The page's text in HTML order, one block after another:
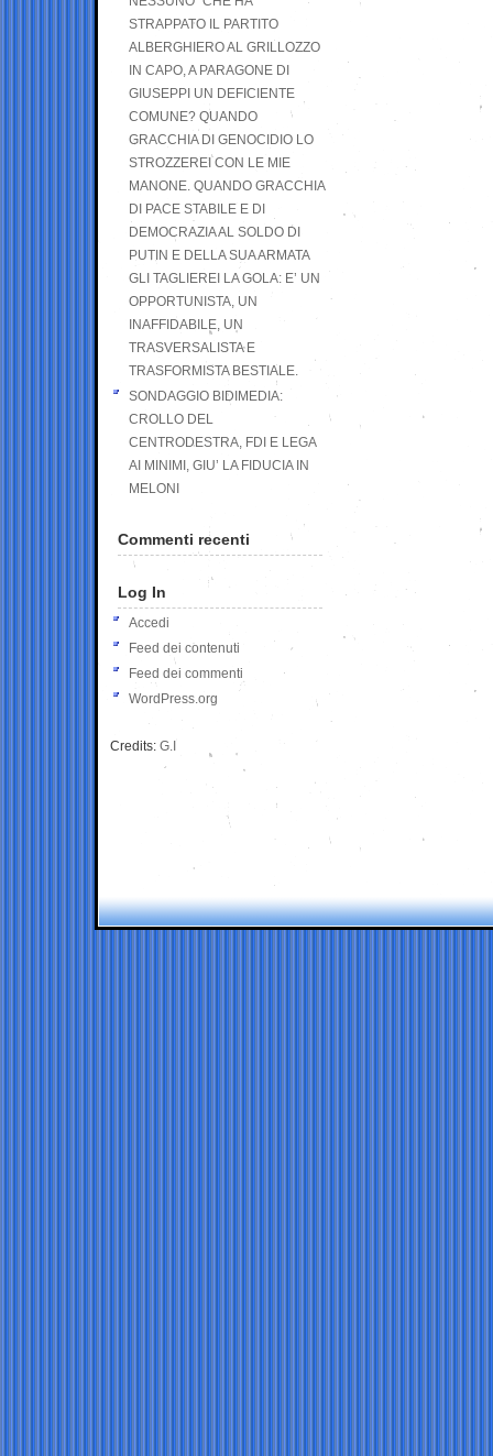
STRAPPATO IL PARTITO
ALBERGHIERO AL GRILLOZZO
IN CAPO, A PARAGONE DI
GIUSEPPI UN DEFICIENTE
COMUNE? QUANDO
GRACCHIA DI GENOCIDIO LO
STROZZEREI CON LE MIE
MANONE. QUANDO GRACCHIA
DI PACE STABILE E DI
DEMOCRAZIA AL SOLDO DI
PUTIN E DELLA SUA ARMATA
GLI TAGLIEREI LA GOLA: E’ UN
OPPORTUNISTA, UN
INAFFIDABILE, UN
TRASVERSALISTA E
TRASFORMISTA BESTIALE.
SONDAGGIO BIDIMEDIA:
CROLLO DEL
CENTRODESTRA, FDI E LEGA
AI MINIMI, GIU’ LA FIDUCIA IN
MELONI
Commenti recenti
Log In
Accedi
Feed dei contenuti
Feed dei commenti
WordPress.org
Credits: G.I